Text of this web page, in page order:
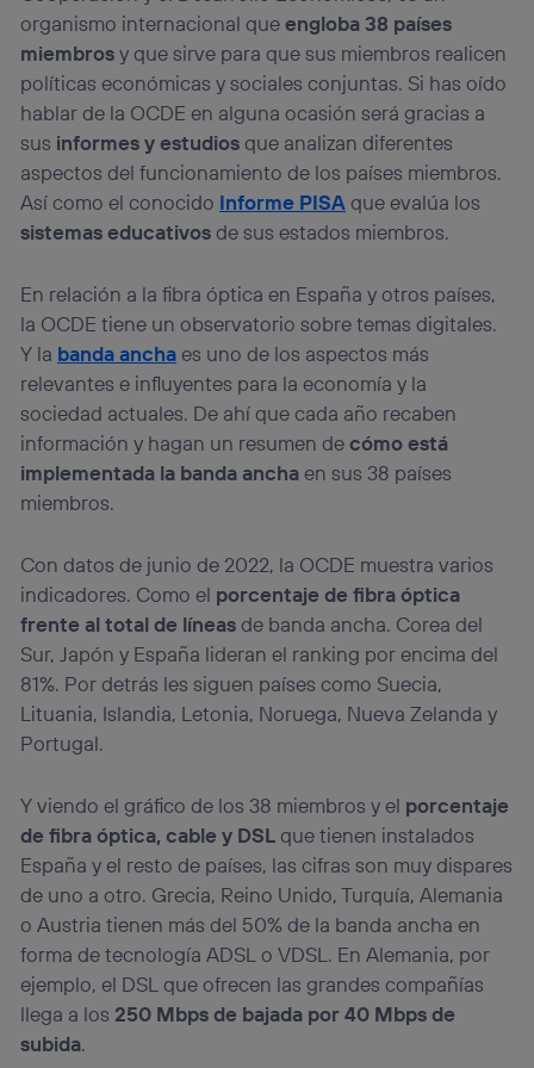
organismo internacional queengloba 38 países
miembrosy que sirve para que sus miembros realicen
políticas económicas y sociales conjuntas. Si has oído
hablar de la OCDE en alguna ocasión será gracias a
sus informes y estudiosque analizan diferentes
aspectos del funcionamiento de los países miembros.
Así como el conocido Informe PISA que evalúa los
sistemas educativosde sus estados miembros.
En relación a la fibra óptica en España y otros países,
la OCDE tiene un observatorio sobre temas digitales.
Y la banda anchaes uno de los aspectos más
relevantes e influyentes para la economía y la
sociedad actuales. De ahí que cada año recaben
información y hagan un resumen decómo está
implementada la banda anchaen sus 38 países
miembros.
Con datos de junio de 2022, la OCDE muestra varios
indicadores. Como el porcentaje de fibra óptica
frente al total de líneasde banda ancha. Corea del
Sur, Japón y España lideran el ranking por encima del
81%. Por detrás les siguen países como Suecia,
Lituania, Islandia, Letonia, Noruega, Nueva Zelanda y
Portugal.
Y viendo el gráfico de los 38 miembros y el porcentaje
de fibra óptica, cable y DSLque tienen instalados
España y el resto de países, las cifras son muy dispares
de uno a otro. Grecia, Reino Unido, Turquía, Alemania
o Austria tienen más del 50% de la banda ancha en
forma de tecnología ADSL o VDSL. En Alemania, por
ejemplo, el DSL que ofrecen las grandes compañías
llega a los 250 Mbps de bajada por 40 Mbps de
subida.
la política de privacidad de Utiq.